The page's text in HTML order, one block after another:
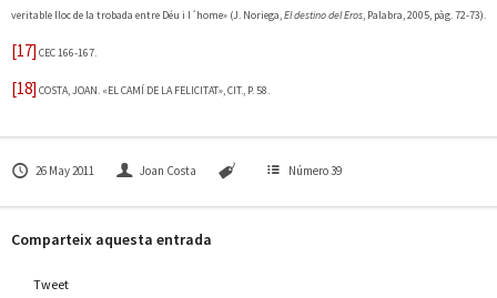
veritable lloc de la trobada entre Déu i l´home» (J. Noriega,El destino del Eros, Palabra, 2005, pàg. 72-73).
[17] CEC 166-167.
[18] COSTA, JOAN. «EL CAMÍ DE LA FELICITAT», CIT., P. 58.
26 May 2011 Joan Costa Número 39
Comparteix aquesta entrada
Tweet